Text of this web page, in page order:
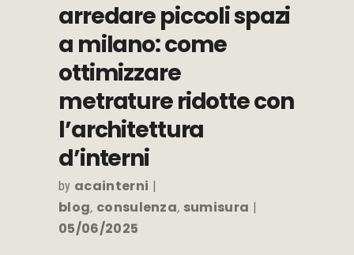
arredare piccoli spazi
a milano: come
ottimizzare
metrature ridotte con
l’architettura
d’interni
by acainterni
blog, consulenza, sumisura
05/06/2025